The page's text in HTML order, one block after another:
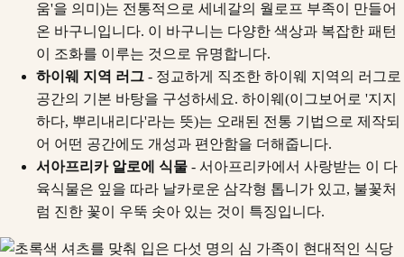
움'을 의미)는 전통적으로 세네갈의 월로프 부족이 만들어
온 바구니입니다. 이 바구니는 다양한 색상과 복잡한 패턴
이 조화를 이루는 것으로 유명합니다.
하이웨 지역 러그 - 정교하게 직조한 하이웨 지역의 러그로
공간의 기본 바탕을 구성하세요. 하이웨(이그보어로 '지지
하다, 뿌리내리다'라는 뜻)는 오래된 전통 기법으로 제작되
어 어떤 공간에도 개성과 편안함을 더해줍니다.
서아프리카 알로에 식물 - 서아프리카에서 사랑받는 이 다
육식물은 잎을 따라 날카로운 삼각형 톱니가 있고, 불꽃처
럼 진한 꽃이 우뚝 솟아 있는 것이 특징입니다.